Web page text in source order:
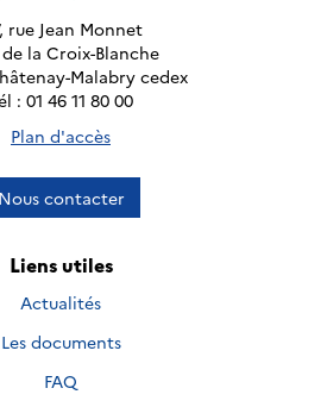
rue Jean Monnet
la Croix-Blanche
Malabry cedex
: 01 46 11 80 00
Plan d'accès
Nous contacter
Liens utiles
Actualités
Les documents
FAQ